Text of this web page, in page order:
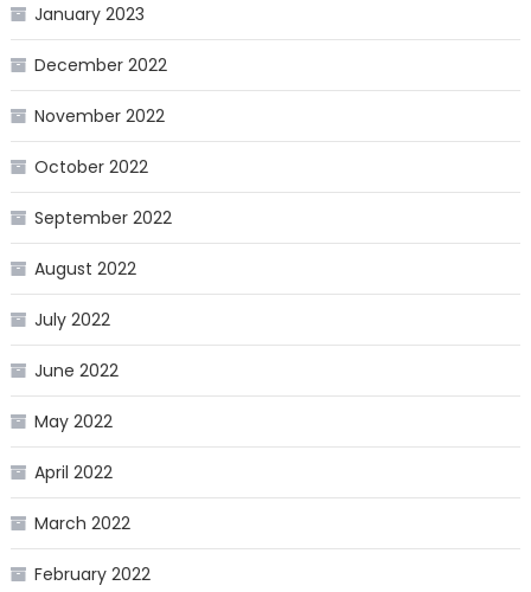
January 2023
December 2022
November 2022
October 2022
September 2022
August 2022
July 2022
June 2022
May 2022
April 2022
March 2022
February 2022